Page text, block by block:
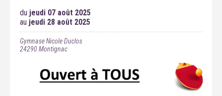
du jeudi 07 août 2025
au jeudi 28 août 2025
Gymnase Nicole Duclos
24290Montignac